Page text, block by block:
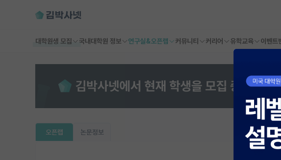
대학원생 모집 국내대학원 정보 연구실&오픈랩 커뮤니티 커리어 유학교육 이벤트
오픈랩 논문정보